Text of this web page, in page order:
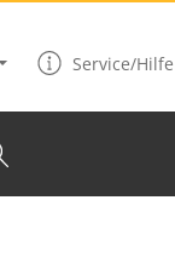
Service/Hilfe